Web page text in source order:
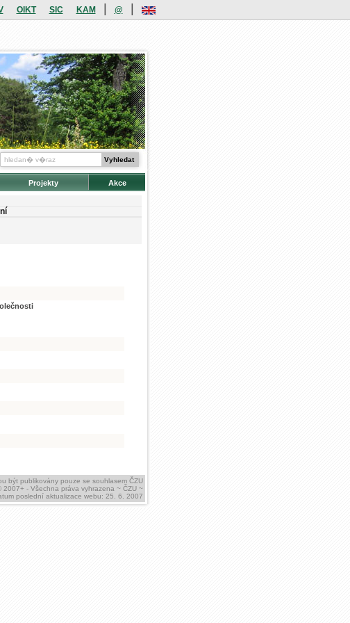
OIKT SIC KAM @
Projekty Akce
být publikovány pouze se souhlasem ČZU
2007+ - Všechna práva vyhrazena ~ ČZU ~
poslední aktualizace webu: 25. 6. 2007